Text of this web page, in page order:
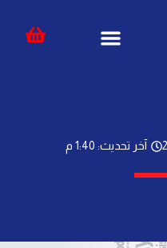
آخر تحديث: 1:40 م